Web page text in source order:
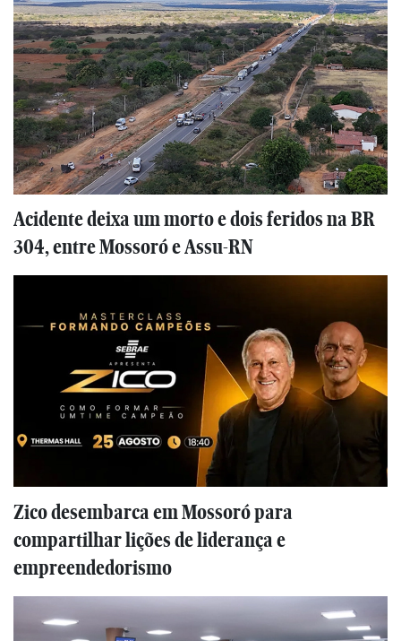
Acidente deixa um morto e dois feridos na BR
304, entre Mossoró e Assu-RN
Zico desembarca em Mossoró para
compartilhar lições de liderança e
empreendedorismo